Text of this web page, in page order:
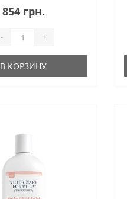
854 грн.
- +
В КОРЗИНУ